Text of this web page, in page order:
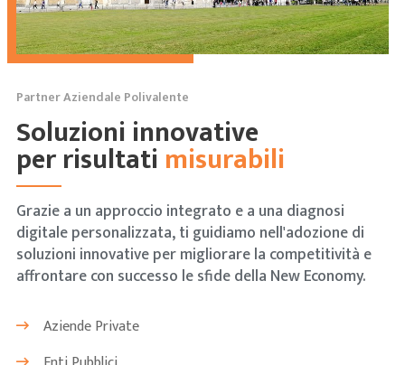
Partner Aziendale Polivalente
Soluzioni innovative
per risultati misurabili
Grazie a un approccio integrato e a una diagnosi
digitale personalizzata, ti guidiamo nell'adozione di
soluzioni innovative per migliorare la competitività e
affrontare con successo le sfide della New Economy.
Aziende Private